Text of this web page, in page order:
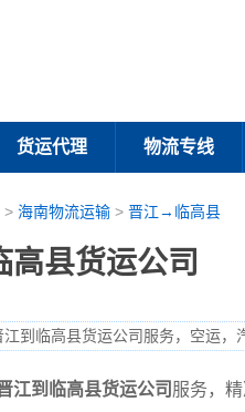
货运代理 物流专线
> 海南物流运输> 晋江→临高县
高县货运公司
到临高县货运公司服务，空运，
江到临高县货运公司 服务，